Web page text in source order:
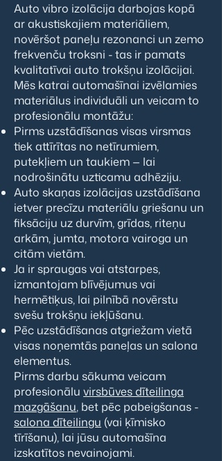
Auto vibro izolācija darbojas kopā
ar akustiskajiem materiāliem,
novēršot paneļu rezonanci un zemo
frekvenču troksni - tas ir pamats
kvalitatīvai auto trokšņu izolācijai.
Mēs katrai automašīnai izvēlamies
materiālus individuāli un veicam to
profesionālu montāžu:
Pirms uzstādīšanas visas virsmas
tiek attīrītas no netīrumiem,
putekļiem un taukiem — lai
nodrošinātu uzticamu adhēziju.
Auto skaņas izolācijas uzstādīšana
ietver precīzu materiālu griešanu un
fiksāciju uz durvīm, grīdas, riteņu
arkām, jumta, motora vairoga un
citām vietām.
Ja ir spraugas vai atstarpes,
izmantojam blīvējumus vai
hermētiķus, lai pilnībā novērstu
svešu trokšņu iekļūšanu.
Pēc uzstādīšanas atgriežam vietā
visas noņemtās paneļas un salona
elementus.
Pirms darbu sākuma veicam
profesionālu virsbūves dīteilinga
mazgāšanu, bet pēc pabeigšanas -
salona dīteilingu (vai ķīmisko
tīrīšanu), lai jūsu automašīna
izskatītos nevainojami.